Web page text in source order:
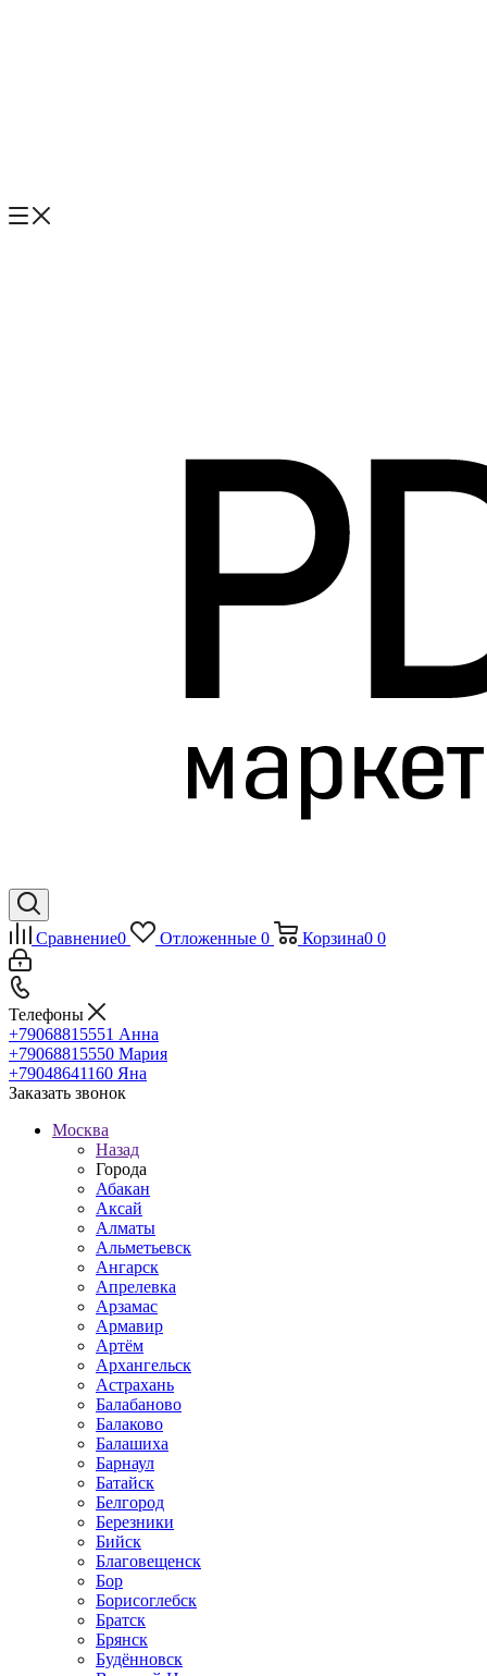
Сравнение0 Отложенные 0 Корзина0 0
Телефоны
+79068815551 Анна
+79068815550 Мария
+79048641160 Яна
Заказать звонок
Москва
Назад
Города
Абакан
Аксай
Алматы
Альметьевск
Ангарск
Апрелевка
Арзамас
Армавир
Артём
Архангельск
Астрахань
Балабаново
Балаково
Балашиха
Барнаул
Батайск
Белгород
Березники
Бийск
Благовещенск
Бор
Борисоглебск
Братск
Брянск
Будённовск